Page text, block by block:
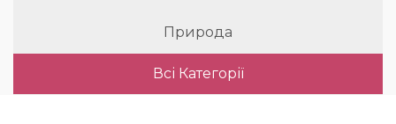
Природа
Всі Категорії